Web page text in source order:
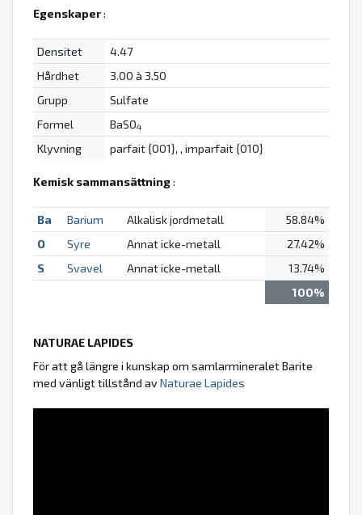
Egenskaper:
Densitet
4.47
Hårdhet
3.00 à 3.50
Grupp
Sulfate
Formel
BaSO4
Klyvning parfait {001}, , imparfait {010}
Kemisk sammansättning:
Ba Barium Alkalisk jordmetall
58.84%
O
Syre Annat icke-metall
27.42%
S
Svavel Annat icke-metall
13.74%
100%
NATURAE LAPIDES
För att gå längre i kunskap om samlarmineralet Barite
med vänligt tillstånd avNaturae Lapides